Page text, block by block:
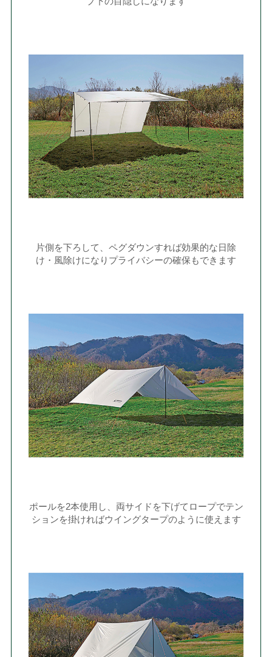
片側を下ろして、ペグダウンすれば効果的な日除
け・風除けになりプライバシーの確保もできます
ポールを2本使用し、両サイドを下げてロープでテン
ションを掛ければウイングタープのように使えます